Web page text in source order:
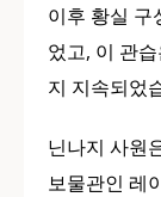
이후 황실 구
었고, 이 관
지 지속되었
닌나지 사원
보물관인 레